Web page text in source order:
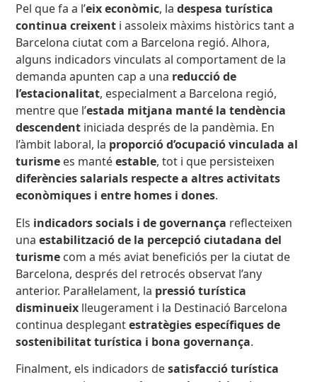
Pel que fa a l’eix econòmic, ladespesa turística
continua creixent i assoleix màxims històrics tant a
Barcelona ciutat com a Barcelona regió. Alhora,
alguns indicadors vinculats al comportament de la
demanda apunten cap a una reducció de
l’estacionalitat, especialment a Barcelona regió,
mentre que l’estada mitjana manté la tendència
descendent iniciada després de la pandèmia. En
l’àmbit laboral, la proporció d’ocupació vinculada al
turisme es mantéestable, tot i que persisteixen
diferències salarials respecte a altres activitats
econòmiques i entre homes i dones.
Els indicadors socials i de governança reflecteixen
unaestabilització de la percepció ciutadana del
turisme com a més aviat beneficiós per la ciutat de
Barcelona, després del retrocés observat l’any
anterior. Paral·lelament, la pressió turística
disminueix lleugerament i la Destinació Barcelona
continua desplegantestratègies específiques de
sostenibilitat turística i bona governança.
Finalment, els indicadors desatisfacció turística